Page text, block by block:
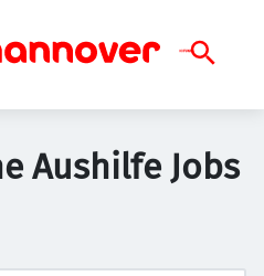
Aushilfe Jobs